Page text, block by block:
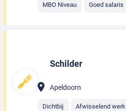
MBO Niveau Goed salaris
Schilder
Apeldoorn
Dichtbij Afwisselend werk